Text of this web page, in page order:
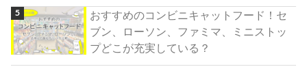
おすすめのコンビニキャットフード！セ
ブン、ローソン、ファミマ、ミニストッ
プどこが充実している？